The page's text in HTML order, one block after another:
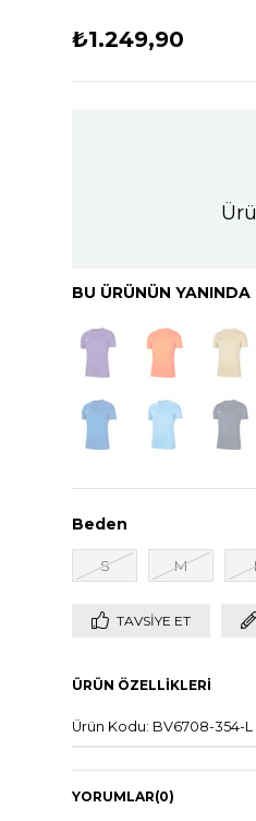
₺1.249,90
BU ÜRÜNÜN
Beden
S M
TAVSIYE ET
ÜRÜN ÖZELLIKLERI
Ürün Kodu: BV6708-354-L
YORUMLAR(0)